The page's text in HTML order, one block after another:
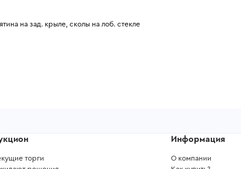
на зад. крыле, сколы на лоб. стекле
торги
Информация
О компании